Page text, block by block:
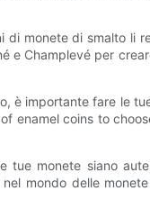
monete di smalto li
e Champlevé per
è importante fare le
enamel coins to
tue monete siano
mondo delle